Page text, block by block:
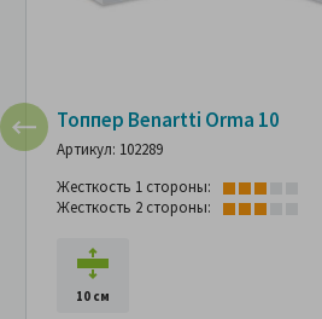
Топпер Benartti Orma 10
Артикул: 102289
Жесткость 1 стороны:
Жесткость 2 стороны:
10 см